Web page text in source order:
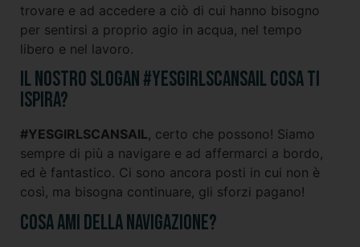
trovare e ad accedere a ciò di cui hanno bisogno
per sentirsi a proprio agio in acqua, nel tempo
libero e nel lavoro.
Il nostro slogan #YESGIRLSCANSAIL cosa ti
ispira?
#YESGIRLSCANSAIL, certo che possono! Siamo
sempre di più a navigare e ad affermarci a bordo,
ed è fantastico. Ci sono ancora posti in cui non è
così, ma bisogna continuare, gli sforzi pagano!
Cosa ami della navigazione?